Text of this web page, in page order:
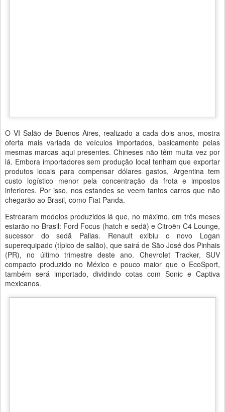
O VI Salão de Buenos Aires, realizado a cada dois anos, mostra
oferta mais variada de veículos importados, basicamente pelas
mesmas marcas aqui presentes. Chineses não têm muita vez por
lá. Embora importadores sem produção local tenham que exportar
produtos locais para compensar dólares gastos, Argentina tem
custo logístico menor pela concentração da frota e impostos
inferiores. Por isso, nos estandes se veem tantos carros que não
chegarão ao Brasil, como Fiat Panda.
Estrearam modelos produzidos lá que, no máximo, em três meses
estarão no Brasil: Ford Focus (hatch e sedã) e Citroën C4 Lounge,
sucessor do sedã Pallas. Renault exibiu o novo Logan
superequipado (típico de salão), que sairá de São José dos Pinhais
(PR), no último trimestre deste ano. Chevrolet Tracker, SUV
compacto produzido no México e pouco maior que o EcoSport,
também será importado, dividindo cotas com Sonic e Captiva
mexicanos.